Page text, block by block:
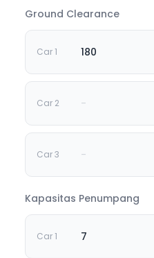
Ground Clearance
180
-
-
Kapasitas Penumpang
7